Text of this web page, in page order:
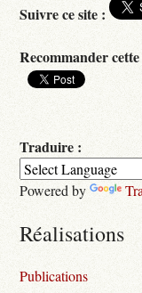
Suivre ce site :
Recommander
Traduire :
Powered by
Réalisations
Publications